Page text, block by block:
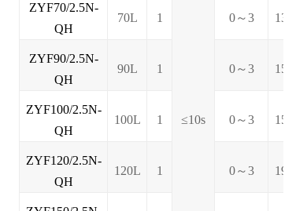
≤10s
ZYF70/2.5N-
QH
70L 1 0～3
ZYF90/2.5N-
QH
90L 1 0～3
ZYF100/2.5N-
QH
100L 1 0～3
ZYF120/2.5N-
QH
120L 1 0～3